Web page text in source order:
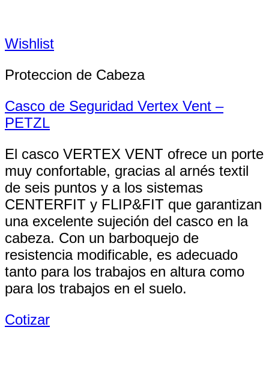
Wishlist
Proteccion de Cabeza
Casco de Seguridad Vertex Vent –
PETZL
El casco VERTEX VENT ofrece un porte
muy confortable, gracias al arnés textil
de seis puntos y a los sistemas
CENTERFIT y FLIP&FIT que garantizan
una excelente sujeción del casco en la
cabeza. Con un barboquejo de
resistencia modificable, es adecuado
tanto para los trabajos en altura como
para los trabajos en el suelo.
Cotizar